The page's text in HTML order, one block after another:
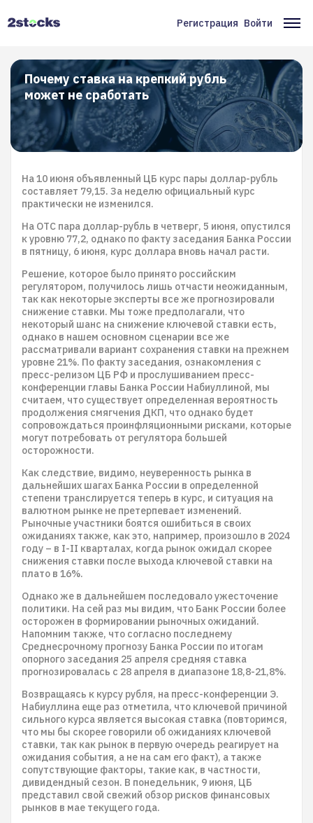
Меню
учётной
записи
пользователя
Регистрация Войти
Почему ставка на крепкий рубль
может не сработать
На 10 июня объявленный ЦБ курс пары доллар-рубль
составляет 79,15. За неделю официальный курс
практически не изменился.
На OTC пара доллар-рубль в четверг, 5 июня, опустился
к уровню 77,2, однако по факту заседания Банка России
в пятницу, 6 июня, курс доллара вновь начал расти.
Решение, которое было принято российским
регулятором, получилось лишь отчасти неожиданным,
так как некоторые эксперты все же прогнозировали
снижение ставки. Мы тоже предполагали, что
некоторый шанс на снижение ключевой ставки есть,
однако в нашем основном сценарии все же
рассматривали вариант сохранения ставки на прежнем
уровне 21%. По факту заседания, ознакомления с
пресс-релизом ЦБ РФ и прослушиванием пресс-
конференции главы Банка России Набиуллиной, мы
считаем, что существует определенная вероятность
продолжения смягчения ДКП, что однако будет
сопровождаться проинфляционными рисками, которые
могут потребовать от регулятора большей
осторожности.
Как следствие, видимо, неуверенность рынка в
дальнейших шагах Банка России в определенной
степени транслируется теперь в курс, и ситуация на
валютном рынке не претерпевает изменений.
Рыночные участники боятся ошибиться в своих
ожиданиях также, как это, например, произошло в 2024
году – в I-II кварталах, когда рынок ожидал скорее
снижения ставки после выхода ключевой ставки на
плато в 16%.
Однако же в дальнейшем последовало ужесточение
политики. На сей раз мы видим, что Банк России более
осторожен в формировании рыночных ожиданий.
Напомним также, что согласно последнему
Среднесрочному прогнозу Банка России по итогам
опорного заседания 25 апреля средняя ставка
прогнозировалась с 28 апреля в диапазоне 18,8-21,8%.
Возвращаясь к курсу рубля, на пресс-конференции Э.
Набиуллина еще раз отметила, что ключевой причиной
сильного курса является высокая ставка (повторимся,
что мы бы скорее говорили об ожиданиях ключевой
ставки, так как рынок в первую очередь реагирует на
ожидания события, а не на сам его факт), а также
сопутствующие факторы, такие как, в частности,
дивидендный сезон. В понедельник, 9 июня, ЦБ
представил свой свежий обзор рисков финансовых
рынков в мае текущего года.